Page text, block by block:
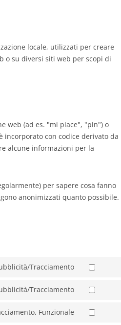
locale, utilizzati per creare
o su diversi siti web per scopi di
web (ad es. "mi piace", "pin") o
incorporato con codice derivato da
alcune informazioni per la
per sapere cosa fanno
anonimizzati quanto possibile.
Tracciamento
Consent
service
google-
Tracciamento
Consent
service
Funzionale
Consent